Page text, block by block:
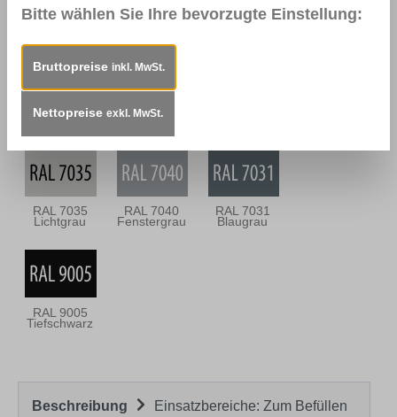
0113
Mahagoni Hell
0114
Mahagoni
0157
Mooreiche
RAL 9010
Reinweiß
RAL 9016
Verkehrsweiß
RAL 7035
Lichtgrau
RAL 7040
Fenstergrau
RAL 7031
Blaugrau
RAL 9005
Tiefschwarz
Beschreibung
Einsatzbereiche: Zum Befüllen
Bitte wählen Sie Ihre bevorzugte Einstellung:
Bruttopreise inkl. MwSt.
Nettopreise exkl. MwSt.